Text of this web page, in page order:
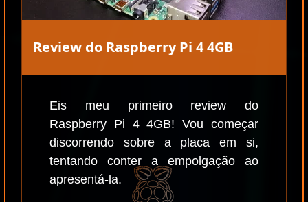
Review do Raspberry Pi 4 4GB
Eis meu primeiro review do
Raspberry Pi 4 4GB! Vou começar
discorrendo sobre a placa em si,
tentando conter a empolgação ao
apresentá-la.